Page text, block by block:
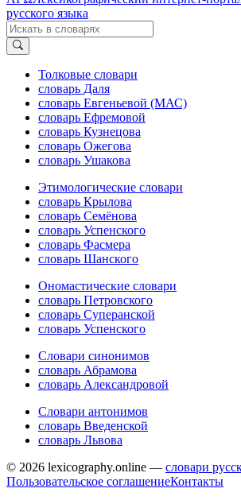
русского языка
Толковые словари
словарь Даля
словарь Евгеньевой (МАС)
словарь Ефремовой
словарь Кузнецова
словарь Ожегова
словарь Ушакова
Этимологические словари
словарь Крылова
словарь Семёнова
словарь Успенского
словарь Фасмера
словарь Шанского
Ономастические словари
словарь Петровского
словарь Суперанской
словарь Успенского
Словари синонимов
словарь Абрамова
словарь Александровой
Словари антонимов
словарь Введенской
словарь Львова
© 2026 lexicography.online — словари
Пользовательское соглашениеКонтакты